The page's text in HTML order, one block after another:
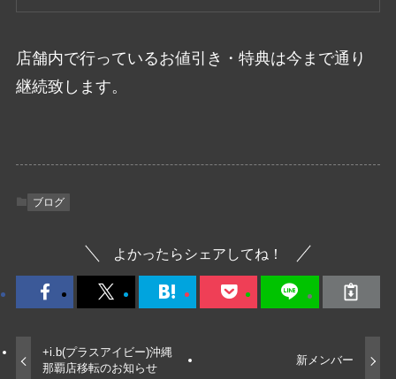
店舗内で行っているお値引き・特典は今まで通り
継続致します。
ブログ
よかったらシェアしてね！
+i.b(プラスアイビー)沖縄
那覇店移転のお知らせ
新メンバー